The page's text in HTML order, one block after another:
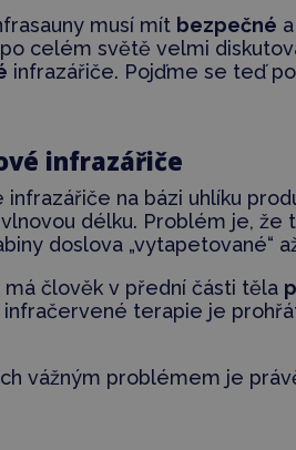
musí mít bezpečné a
celém světě velmi
infrazářiče. Pojďme se teď
infrazářiče
infrazářiče na bázi uhlíku
délku. Problém je,
doslova „vytapetované“
má člověk v přední části těla
terapie je
vážným problémem je